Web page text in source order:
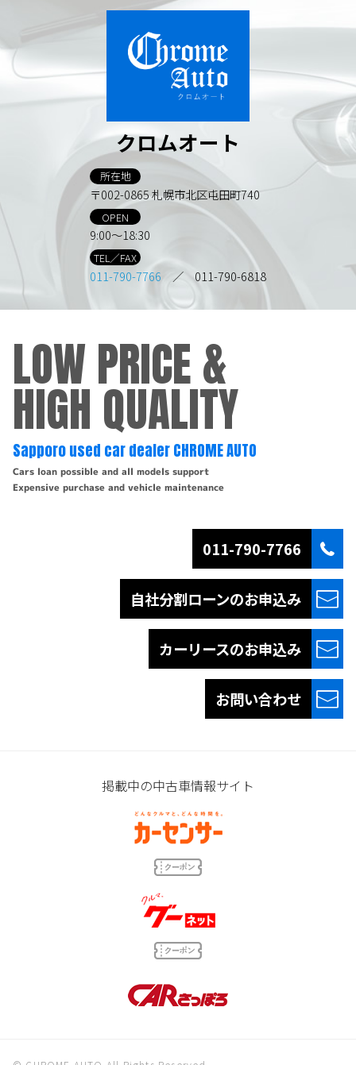
クロムオート
所在地
〒002-0865 札幌市北区屯田町740
OPEN
9:00～18:30
TEL／FAX
011-790-7766 ／ 011-790-6818
LOW PRICE &
HIGH QUALITY
Sapporo used car dealer CHROME AUTO
Cars loan possible and all models support
Expensive purchase and vehicle maintenance
011-790-7766
自社分割ローンのお申込み
カーリースのお申込み
お問い合わせ
掲載中の中古車情報サイト